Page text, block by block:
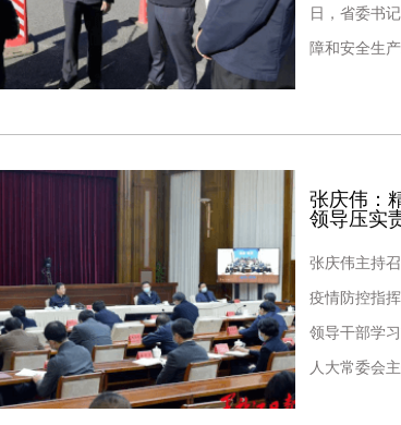
日，省委书
障和安全生
张庆伟：
领导压实
张庆伟主持
疫情防控指
领导干部学
人大常委会